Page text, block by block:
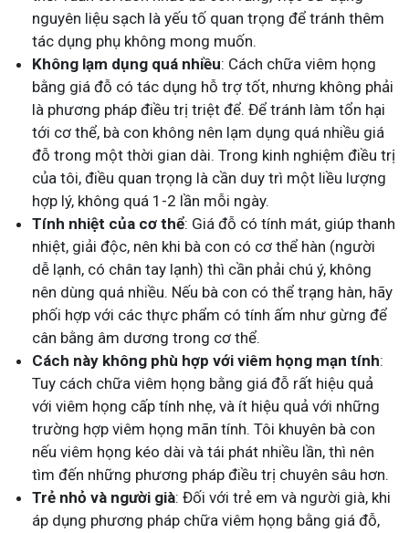
nguyên liệu sạch là yếu tố quan trọng để tránh thêm
tác dụng phụ không mong muốn.
Không lạm dụng quá nhiều: Cách chữa viêm họng
bằng giá đỗ có tác dụng hỗ trợ tốt, nhưng không phải
là phương pháp điều trị triệt để. Để tránh làm tổn hại
tới cơ thể, bà con không nên lạm dụng quá nhiều giá
đỗ trong một thời gian dài. Trong kinh nghiệm điều trị
của tôi, điều quan trọng là cần duy trì một liều lượng
hợp lý, không quá 1-2 lần mỗi ngày.
Tính nhiệt của cơ thể: Giá đỗ có tính mát, giúp thanh
nhiệt, giải độc, nên khi bà con có cơ thể hàn (người
dễ lạnh, có chân tay lạnh) thì cần phải chú ý, không
nên dùng quá nhiều. Nếu bà con có thể trạng hàn, hãy
phối hợp với các thực phẩm có tính ấm như gừng để
cân bằng âm dương trong cơ thể.
Cách này không phù hợp với viêm họng mạn tính:
Tuy cách chữa viêm họng bằng giá đỗ rất hiệu quả
với viêm họng cấp tính nhẹ, và ít hiệu quả với những
trường hợp viêm họng mãn tính. Tôi khuyên bà con
nếu viêm họng kéo dài và tái phát nhiều lần, thì nên
tìm đến những phương pháp điều trị chuyên sâu hơn.
Trẻ nhỏ và người già: Đối với trẻ em và người già, khi
áp dụng phương pháp chữa viêm họng bằng giá đỗ,